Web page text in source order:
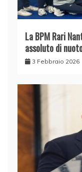
La BPM Rari
assoluto di
3 Febbraio 2026